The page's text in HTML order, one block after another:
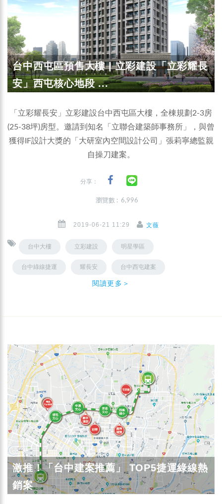
台中西屯區預售大樓 | 立彩建設「立彩耀長
安」西屯核心地段 ...
「立彩耀長安」立彩建設台中西屯區大樓，全棟規劃2-3房
(25-38坪)房型。邀請到知名「立聯合建築師事務所」，與曾
獲得IF設計大獎的「大研室內空間設計公司」張莉寧總監親
自操刀建案。
分享：
瀏覽數 : 6,996
2019-06-21 11:29 文薇
台中大樓 立彩建設 明星學區
台中綠線捷運 耀長安 台中西屯建案
閱讀更多＞
激推！「台中建案推薦」 TOP5捷運綠線熱
銷案